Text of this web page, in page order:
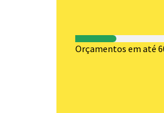
Orçamentos em até